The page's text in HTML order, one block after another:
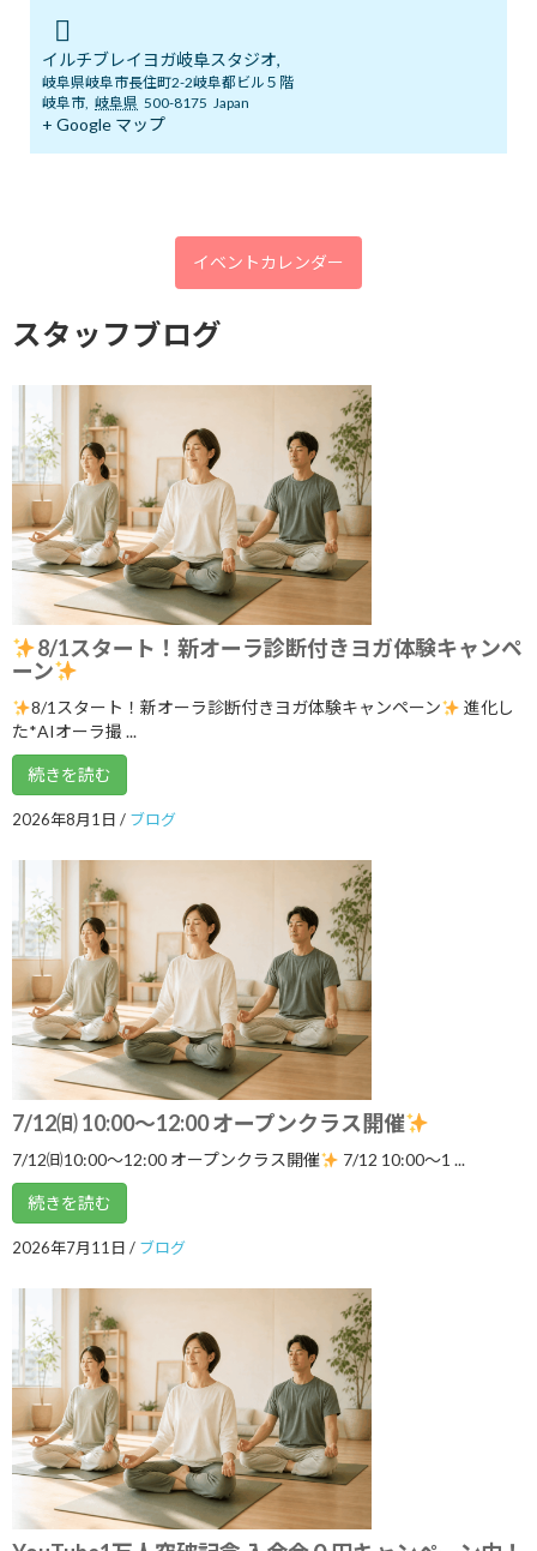
体を動かして心を元気に
2019年8月12日
8/1スタート！新オーラ診断付きヨガ
体験キャンペーン
7/12㈰ 10:00～12:00 オープンクラス開
催
2026年7月11日
ブログ
YouTube1万人突破記念 入会金０円キャ
ンペーン中！
2026年7月5日
ブログ
まだ間に合う！ワンコインでヨガ体験＆
ブログ
ィ＆7チャクラ 特別トレーニング
2026年6月20日
ブログ
明日14日(日)「癒しマルシェ」開催しま
す
2026年6月13日
ブログ
ご案内
５月１９日 3ボディ＆7チャクラ特別ト
レーニングの案内
2026年5月18日
ブログ
いよいよ明日5月１７日 ARIRANGイベ
ント開催します！
2026年5月16日
イルチブレイヨガ岐阜スタジオ,
岐阜県岐阜市長住町2-2岐阜都ビル５階
岐阜市, 岐阜県 500-8175 Japan
+ Google マップ
イベントカレンダー
スタッフブログ
8/1スタート！新オーラ診断付きヨガ体験キャンペ
ーン
8/1スタート！新オーラ診断付きヨガ体験キャンペーン
進化し
た*AIオーラ撮 ...
続きを読む
2026年8月1日 / ブログ
7/12㈰ 10:00～12:00 オープンクラス開催
7/12㈰10:00～12:00 オープンクラス開催 7/12 10:00〜1 ...
続きを読む
2026年7月11日 / ブログ